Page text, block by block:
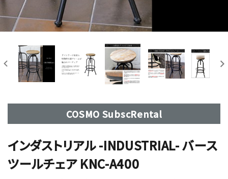
COSMO SubscRental
インダストリアル -INDUSTRIAL- バース
ツールチェア KNC-A400